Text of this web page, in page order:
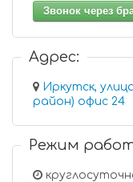
Звонок через
Адрес:
Иркутск,
район) офис 24
Режим